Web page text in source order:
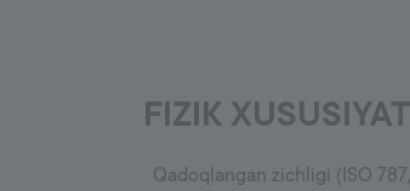
FIZIK
Qadoqlangan zichligi (ISO